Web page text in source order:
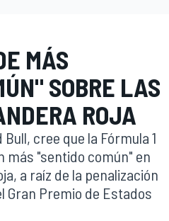
MÁS
SOBRE LAS
ROJA
cree que la Fórmula 1
más "sentido común" en
a raíz de la penalización
Gran Premio de Estados